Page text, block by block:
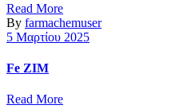
Read More
By farmachemuser
5 Μαρτίου 2025
Fe ZIM
Read More